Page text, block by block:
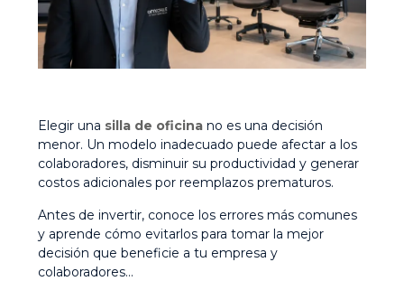
Elegir una silla de oficina no es una decisión
menor. Un modelo inadecuado puede afectar a los
colaboradores, disminuir su productividad y generar
costos adicionales por reemplazos prematuros.
Antes de invertir, conoce los errores más comunes
y aprende cómo evitarlos para tomar la mejor
decisión que beneficie a tu empresa y
colaboradores…